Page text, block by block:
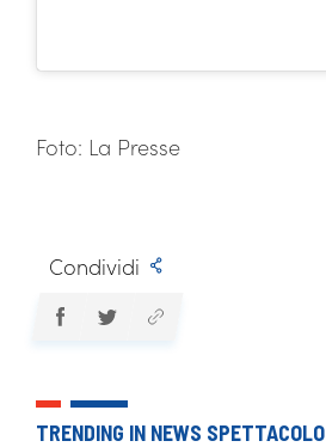
Foto: La Presse
Condividi
TRENDING IN NEWS SPETTACOLO